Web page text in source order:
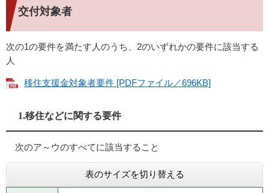
交付対象者
次の1の要件を満たす人のうち、2のいずれかの要件に該当する
人
移住支援金対象者要件 [PDFファイル／696KB]
1.移住などに関する要件
次のア～ウのすべてに該当すること
表のサイズを切り替える